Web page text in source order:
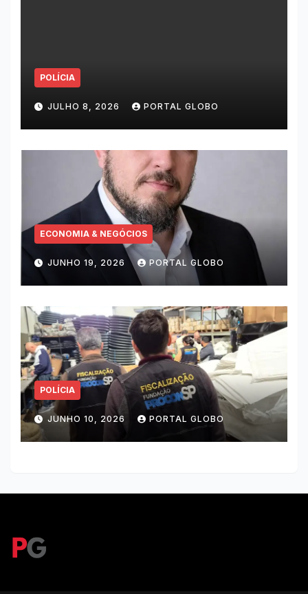
POLÍCIA
JULHO 8, 2026 PORTAL GLOBO
ECONOMIA & NEGÓCIOS
JUNHO 19, 2026 PORTAL GLOBO
POLÍCIA
JUNHO 10, 2026 PORTAL GLOBO